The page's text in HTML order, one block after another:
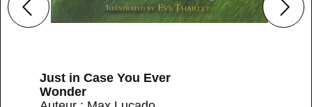
Just in Case You Ever
Wonder